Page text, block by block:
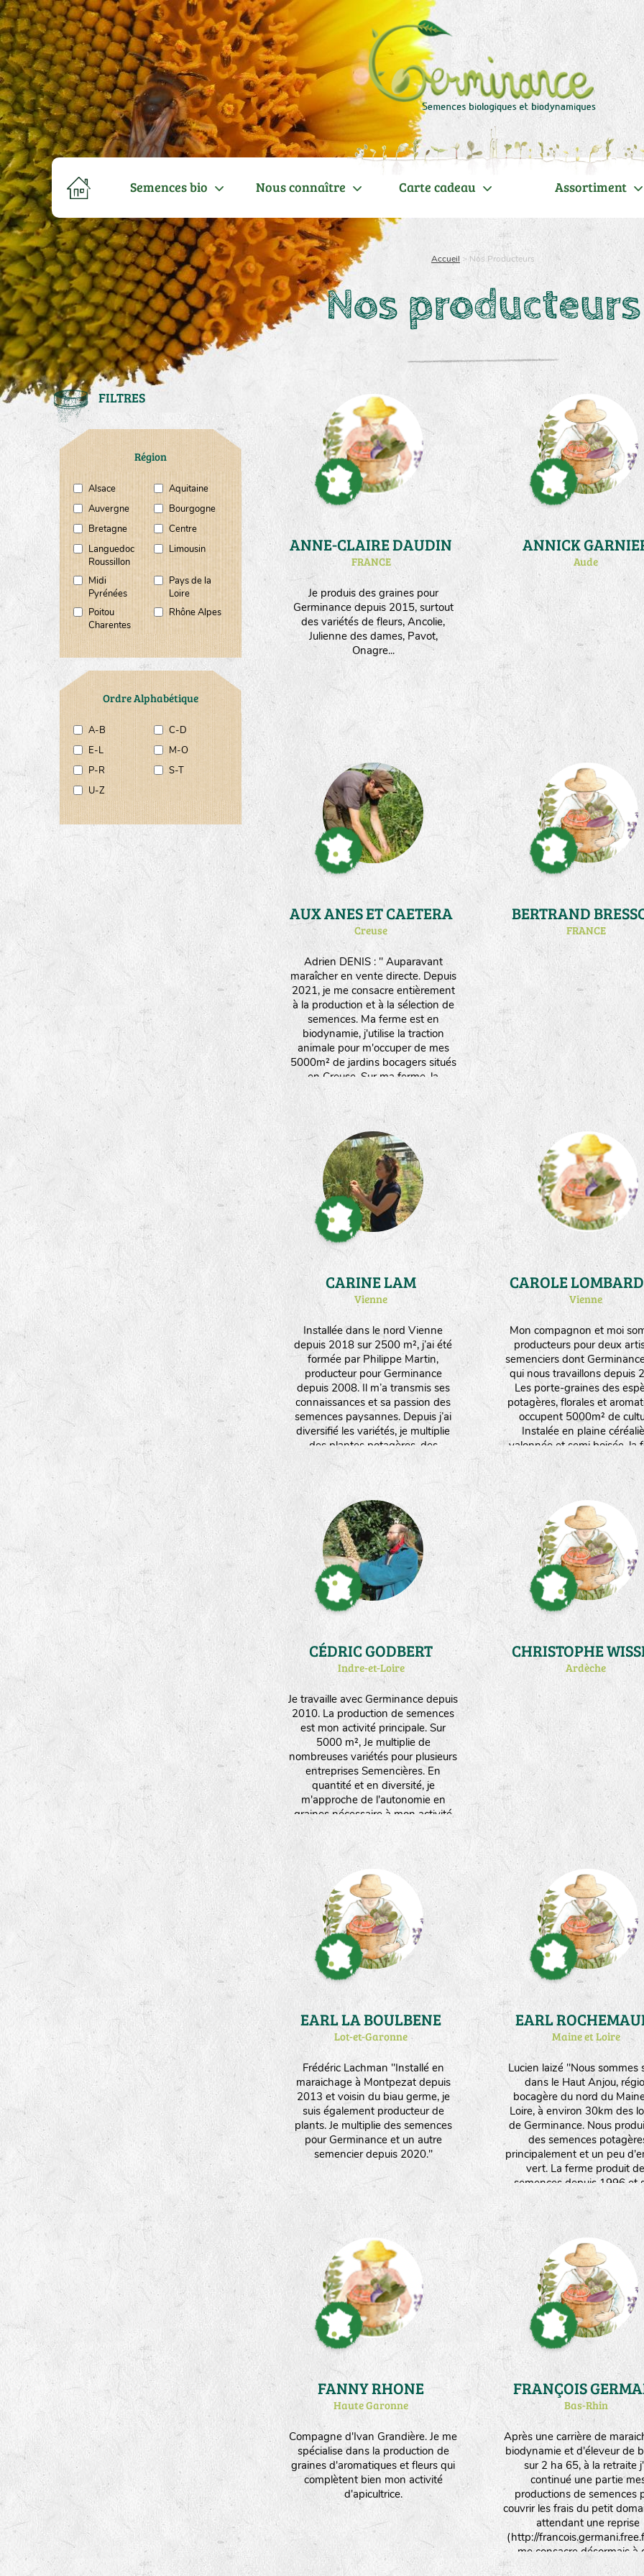
Semences bio Nous connaître Carte cadeau Assortiment
Accueil > Nos Producteurs
Nos producteurs
FILTRES
Région
Alsace
Aquitaine
Auvergne
Bourgogne
Bretagne
Centre
Languedoc
Roussillon
Limousin
Midi
Pyrénées
Pays de la
Loire
Poitou
Charentes
Rhône Alpes
Ordre Alphabétique
A-B
C-D
E-L
M-O
P-R
S-T
U-Z
Je produis des graines pour
Germinance depuis 2015, surtout
des variétés de fleurs, Ancolie,
Julienne des dames, Pavot,
Onagre...
ANNE-CLAIRE DAUDIN
FRANCE
ANNICK
Aude
Adrien DENIS : " Auparavant
maraîcher en vente directe. Depuis
2021, je me consacre entièrement
à la production et à la sélection de
semences. Ma ferme est en
biodynamie, j'utilise la traction
animale pour m'occuper de mes
5000m² de jardins bocagers situés
en Creuse. Sur ma ferme, la
ressource en eau est limitée.Ce qui
m'oblige à réfléchir à des stratégies
d'économies d'eau,mais surtout à
adapter mes plantes au stress
hydrique."
AUX ANES ET CAETERA
Creuse
BERTRAND
FRANCE
Installée dans le nord Vienne
depuis 2018 sur 2500 m², j’ai été
formée par Philippe Martin,
producteur pour Germinance
depuis 2008. Il m’a transmis ses
connaissances et sa passion des
semences paysannes. Depuis j’ai
diversifié les variétés, je multiplie
des plantes potagères, des
aromatiques et médicinales, des
fleurs. Je travaille manuellement et
interviens le moins possible sur les
plantes pour favoriser leur rusticité
et leur adaptation. Je produits
également des plants issus de ces
semences. J’aime l’infinie poésie
par laquelle la nature se réinvente à
travers les graines !
CARINE LAM
Vienne
Mon compagnon et moi
producteurs pour deux
semenciers dont
qui nous travaillons depuis
Les porte-graines des
potagères, florales et
occupent 5000m² de
Instalée en plaine
valonnée et semi boisée, la
produit aussi des céréales
fourrage. Nous orientons
vers un maximum
produites en culture
CAROLE
Vienne
Je travaille avec Germinance depuis
2010. La production de semences
est mon activité principale. Sur
5000 m², Je multiplie de
nombreuses variétés pour plusieurs
entreprises Semencières. En
quantité et en diversité, je
m'approche de l'autonomie en
graines nécessaire à mon activité
printemps (atelier qui m'occupe à
temps plein de fevrier à début juin).
Je pratique la biodynamie et un peu
de traction animale.
CÉDRIC GODBERT
Indre-et-Loire
CHRISTOPHE
Ardèche
Frédéric Lachman "Installé en
maraichage à Montpezat depuis
2013 et voisin du biau germe, je
suis également producteur de
plants. Je multiplie des semences
pour Germinance et un autre
semencier depuis 2020."
EARL LA BOULBENE
Lot-et-Garonne
Lucien laizé "Nous sommes
dans le Haut Anjou,
bocagère du nord du
Loire, à environ 30km des
de Germinance. Nous
des semences
principalement et un peu
vert. La ferme produit
semences depuis 1996 et
convertie à l'agriculture
depuis mon arrivée en
Aujourd'hui, l'ensemble de
l'exploitation (20ha) est
en agriculture biologique
vivre 4 personnes,
avec la multiplication de
(6ha - environ 30 variétés/
différentes)."
EARL
Maine et Loire
Compagne d'Ivan Grandière. Je me
spécialise dans la production de
graines d'aromatiques et fleurs qui
complètent bien mon activité
d'apicultrice.
FANNY RHONE
Haute Garonne
Après une carrière de
biodynamie et d'éleveur de
sur 2 ha 65, à la retraite
continué une partie
productions de semences
couvrir les frais du petit
attendant une reprise
(http://
me consacre désormais à
activités de traduction et
FRANÇOIS
Bas-Rhin